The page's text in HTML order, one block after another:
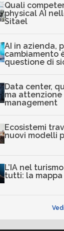
Quali
physical AI
Sitael
AI in azienda,
cambiamento
questione di
Data center,
ma
management
Ecosistemi
nuovi modelli
L’IA nel
tutti: la